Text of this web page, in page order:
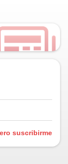
suscribirme